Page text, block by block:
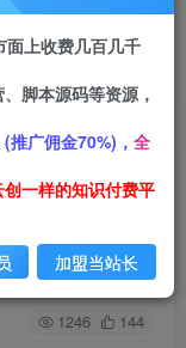
APP下载
GO
50元礼品实战
关注 私信
1246 144
面上收费几百几千
脚本源码等资源，
推广佣金70%)， 全
一样的知识付费平
加盟当站长